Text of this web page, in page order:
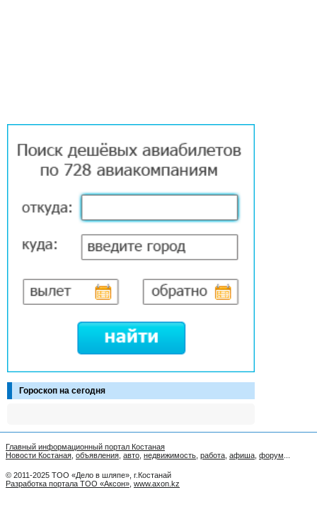
Гороскоп на сегодня
Главный информационный портал Костаная
Новости Костаная объявления авто недвижимость работа афиша форум
© 2011-2025 ТОО «Дело в шляпе», г.Костанай
Разработка портала ТОО «Аксон» www.axon.kz